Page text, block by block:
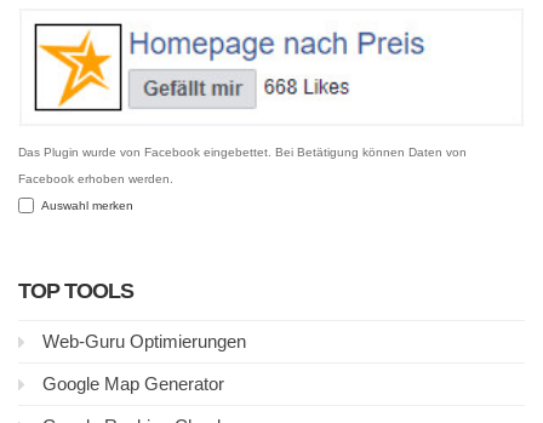
Das Plugin wurde von Facebook eingebettet. Bei Betätigung können Daten von
Facebook erhoben werden.
Auswahl merken
TOP TOOLS
Web-Guru Optimierungen
Google Map Generator